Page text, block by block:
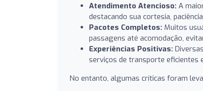
Atendimento Atencioso: A
destacando sua cortesia,
Pacotes Completos: Muitos
passagens até acomodação,
Experiências Positivas:
serviços de transporte eficientes
No entanto, algumas críticas foram